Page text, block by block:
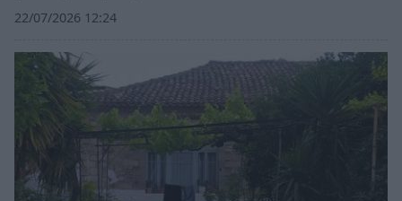
22/07/2026 12:24